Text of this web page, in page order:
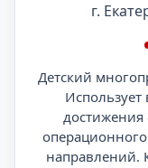
г.
Детский
достижения
направлений.